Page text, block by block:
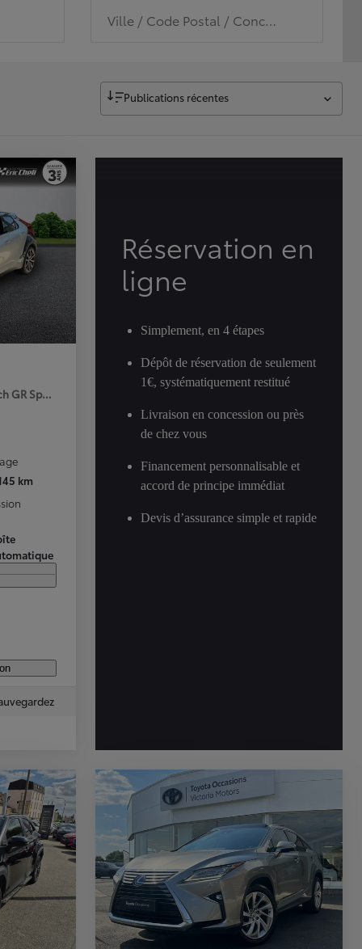
Ville / Code Postal / Concession
Publications récentes
GR Sport Premiere MY25
km
Réservation en
ligne
Simplement, en 4 étapes
Dépôt de réservation de seulement
1€, systématiquement restitué
Livraison en concession ou près
de chez vous
Financement personnalisable et
accord de principe immédiat
Devis d’assurance simple et rapide